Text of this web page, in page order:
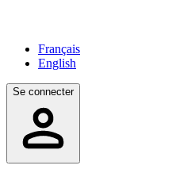
Français
English
Se connecter